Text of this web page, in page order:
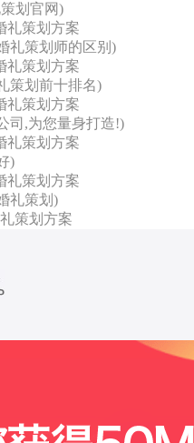
划官网)
礼策划方案
礼策划师的区别)
礼策划方案
策划前十排名)
礼策划方案
司,为您量身打造!)
礼策划方案
)
礼策划方案
礼策划)
策划方案